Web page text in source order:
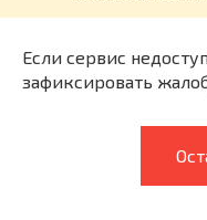
Если сервис
зафиксировать